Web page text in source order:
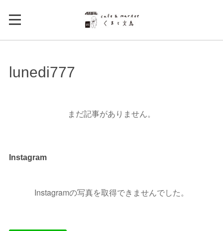
lunedi777
まだ記事がありません。
Instagram
Instagramの写真を取得できませんでした。